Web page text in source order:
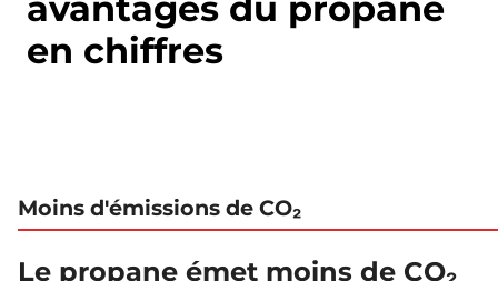
en chiffres
Moins d'émissions de CO₂
Le propane émet moins de CO₂